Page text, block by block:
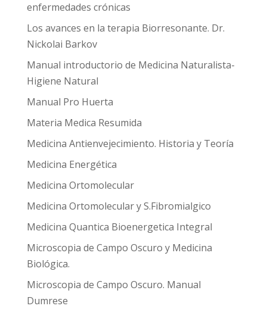
enfermedades crónicas
Los avances en la terapia Biorresonante. Dr.
Nickolai Barkov
Manual introductorio de Medicina Naturalista-
Higiene Natural
Manual Pro Huerta
Materia Medica Resumida
Medicina Antienvejecimiento. Historia y Teoría
Medicina Energética
Medicina Ortomolecular
Medicina Ortomolecular y S.Fibromialgico
Medicina Quantica Bioenergetica Integral
Microscopia de Campo Oscuro y Medicina
Biológica.
Microscopia de Campo Oscuro. Manual
Dumrese